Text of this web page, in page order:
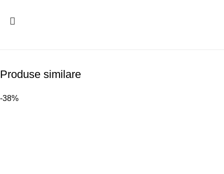
Produse similare
-38%